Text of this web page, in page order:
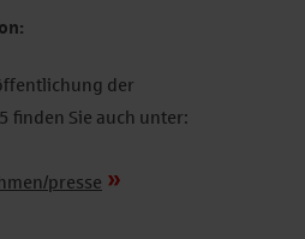
der
finden Sie auch unter:
presse